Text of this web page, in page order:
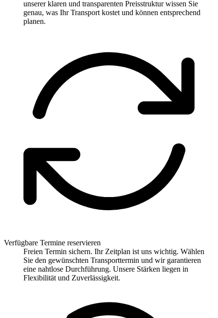
unserer klaren und transparenten Preisstruktur wissen Sie
genau, was Ihr Transport kostet und können entsprechend
planen.
Verfügbare Termine reservieren
Freien Termin sichern. Ihr Zeitplan ist uns wichtig. Wählen
Sie den gewünschten Transporttermin und wir garantieren
eine nahtlose Durchführung. Unsere Stärken liegen in
Flexibilität und Zuverlässigkeit.